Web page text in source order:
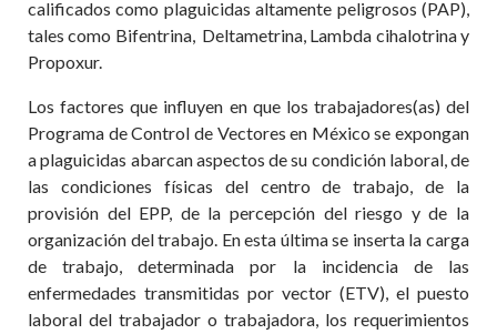
calificados como plaguicidas altamente peligrosos (PAP),
tales como Bifentrina, Deltametrina, Lambda cihalotrina y
Propoxur.
Los factores que influyen en que los trabajadores(as) del
Programa de Control de Vectores en México se expongan
a plaguicidas abarcan aspectos de su condición laboral, de
las condiciones físicas del centro de trabajo, de la
provisión del EPP, de la percepción del riesgo y de la
organización del trabajo. En esta última se inserta la carga
de trabajo, determinada por la incidencia de las
enfermedades transmitidas por vector (ETV), el puesto
laboral del trabajador o trabajadora, los requerimientos